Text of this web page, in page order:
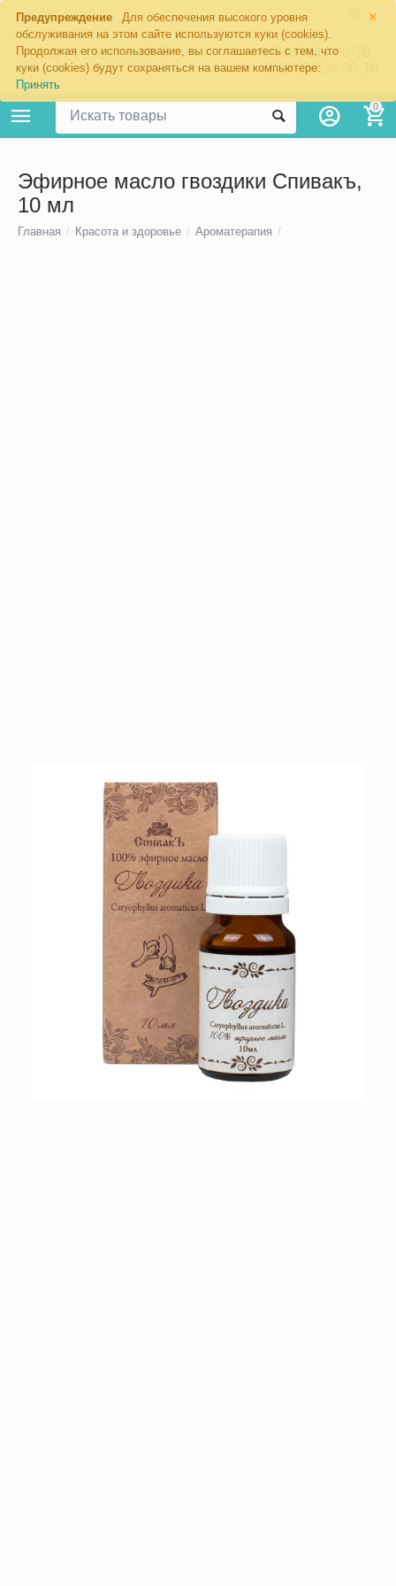
×
Предупреждение
Для обеспечения высокого уровня
обслуживания на этом сайте используются куки (cookies).
Продолжая его использование, вы соглашаетесь с тем, что
куки (cookies) будут сохраняться на вашем компьютере:
Принять
Екатеринбург
8 (343) 344-60-76
+7 (967) 639-00-76
0
Эфирное масло гвоздики Спивакъ,
10 мл
Главная / Красота и здоровье / Ароматерапия /